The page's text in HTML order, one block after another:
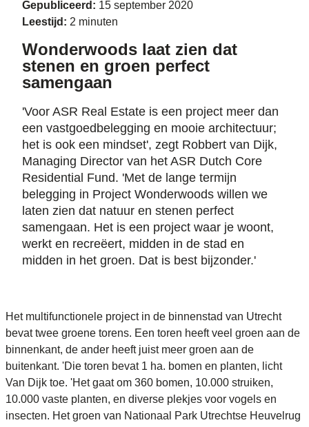
Gepubliceerd: 15 september 2020
Leestijd: 2 minuten
Wonderwoods laat zien dat
stenen en groen perfect
samengaan
'Voor ASR Real Estate is een project meer dan
een vastgoedbelegging en mooie architectuur;
het is ook een mindset', zegt Robbert van Dijk,
Managing Director van het ASR Dutch Core
Residential Fund. 'Met de lange termijn
belegging in Project Wonderwoods willen we
laten zien dat natuur en stenen perfect
samengaan. Het is een project waar je woont,
werkt en recreëert, midden in de stad en
midden in het groen. Dat is best bijzonder.'
Het multifunctionele project in de binnenstad van Utrecht
bevat twee groene torens. Een toren heeft veel groen aan de
binnenkant, de ander heeft juist meer groen aan de
buitenkant. 'Die toren bevat 1 ha. bomen en planten, licht
Van Dijk toe. 'Het gaat om 360 bomen, 10.000 struiken,
10.000 vaste planten, en diverse plekjes voor vogels en
insecten. Het groen van Nationaal Park Utrechtse Heuvelrug